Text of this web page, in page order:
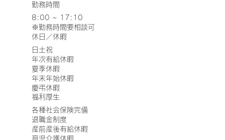
8:00 ~ 17:10
※勤務時間要相談可​
勤務時間
日土祝
年次有給休暇
夏季休暇
年末年始休暇
慶弔休暇
休日／休暇
各種社会保険完備
退職金制度
産前産後有給休暇
福利厚生